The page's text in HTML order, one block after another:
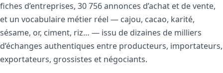
fiches d’entreprises, 30 756 annonces d’achat et de vente,
et un vocabulaire métier réel — cajou, cacao, karité,
sésame, or, ciment, riz… — issu de dizaines de milliers
d’échanges authentiques entre producteurs, importateurs,
exportateurs, grossistes et négociants.